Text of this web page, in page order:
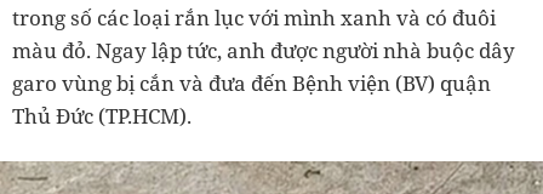
trong số các loại rắn lục với mình xanh và có đuôi
màu đỏ. Ngay lập tức, anh được người nhà buộc dây
garo vùng bị cắn và đưa đến Bệnh viện (BV) quận
Thủ Đức (TP.HCM).